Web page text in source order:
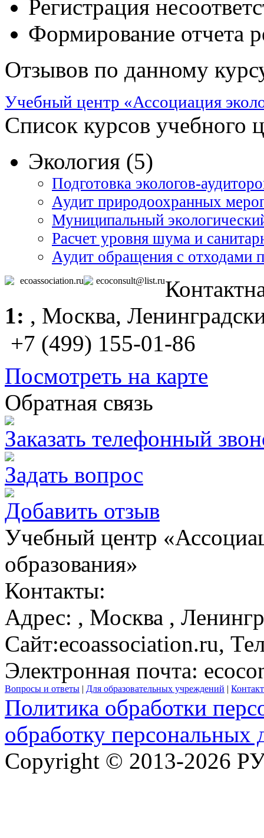
Регистрация
Формирование отчета
Отзывов по данному
Учебный центр «Ассоциация
Список курсов учебного
Экология (5)
Подготовка экологов-
Аудит природоохранных
Муниципальный
Расчет уровня шума и
Аудит обращения с отходами
ecoassociation.ru ecoconsult@list.ru
1: , Москва,
+7 (499) 155-01-86
Посмотреть на карте
Обратная связь
Заказать телефонный
Задать вопрос
Добавить отзыв
Учебный центр
образования»
Контакты:
Адрес: , Москва ,
Сайт:ecoassociation.ru,
Электронная почта:
Вопросы и ответы | Для образовательных учреждений |
Политика обработки
обработку персональных
Copyright © 2013-2026